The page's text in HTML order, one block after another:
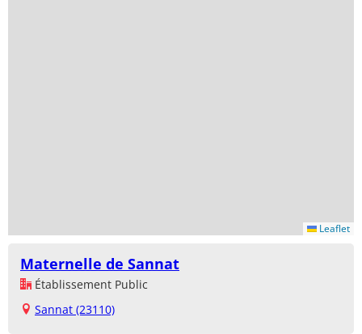
Leaflet
Maternelle de Sannat
Établissement Public
Sannat (23110)